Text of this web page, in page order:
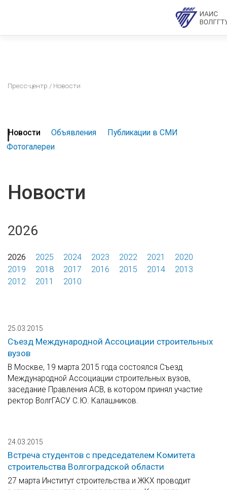
Пресс-центр / Новости
Новости Объявления
Публикации в СМИ
Фотогалереи
Новости
2026
2026 2025 2024 2023 2022 2021
2020
2019
2018 2017 2016 2015 2014
2013
2012
2011 2010
25.03.2015
Съезд Международной Ассоциации строительных
вузов
В Москве, 19 марта 2015 года состоялся Съезд
Международной Ассоциации строительных вузов,
заседание Правления АСВ, в котором принял участие
ректор ВолгГАСУ С.Ю. Калашников.
24.03.2015
Встреча студентов с председателем Комитета
строительства Волгоградской области
27 марта Институт строительства и ЖКХ проводит